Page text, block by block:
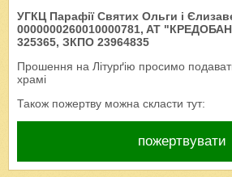
УГКЦ Парафії Святих Ольги і
0000000260010000781, AT
325365, ЗКПО 23964835
Прошення на Літурґію просимо
храмі
Також пожертву можна скласти тут:
пожертвувати